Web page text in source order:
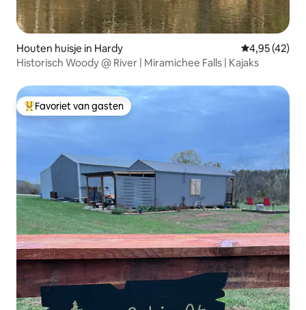
Houten huisje in Hardy Gemiddelde
4,95 (42)
Historisch Woody @ River | Miramichee Falls | Kajaks
Topfavoriet van gasten
Favoriet van gasten